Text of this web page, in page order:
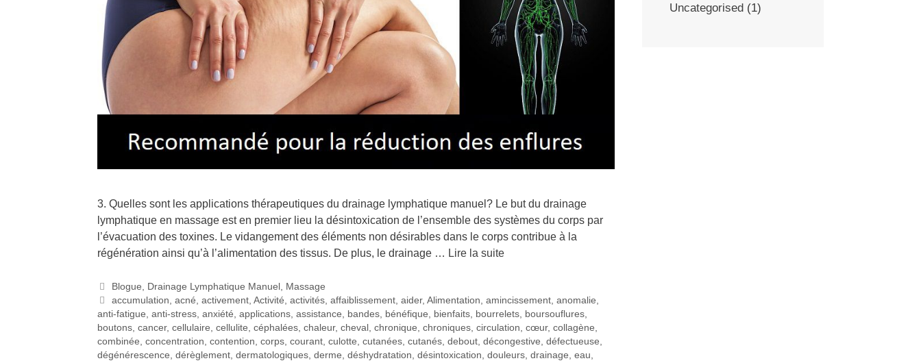
3. Quelles sont les applications thérapeutiques du drainage lymphatique manuel? Le but du drainage
lymphatique en massage est en premier lieu la désintoxication de l’ensemble des systèmes du corps par
l’évacuation des toxines. Le vidangement des éléments non désirables dans le corps contribue à la
régénération ainsi qu’à l’alimentation des tissus. De plus, le drainage … Lire la suite
Blogue, Drainage Lymphatique Manuel , Massage
accumulation,acné,activement,Activité,activités,affaiblissement,aider,Alimentation,amincissement,anomalie,
anti-fatigue, anti-stress, anxiété, applications, assistance, bandes, bénéfique, bienfaits, bourrelets, boursouflures,
boutons, cancer, cellulaire, cellulite, céphalées, chaleur, cheval , chronique, chroniques, circulation, cœur, collagène,
combinée, concentration, contention, corps, courant, culotte, cutanées, cutanés, debout, décongestive, défectueuse,
dégénérescence, dérèglement, dermatologiques, derme, déshydratation, désintoxication, douleurs, drainage, eau,
Uncategorised (1)